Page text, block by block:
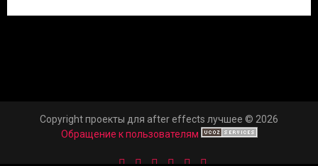
Copyright проекты для after effects лучшее © 2026
Обращение к пользователям